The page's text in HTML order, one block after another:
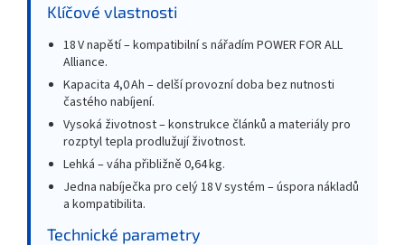
Klíčové vlastnosti
18 V napětí – kompatibilní s nářadím POWER FOR ALL
Alliance.
Kapacita 4,0 Ah – delší provozní doba bez nutnosti
častého nabíjení.
Vysoká životnost – konstrukce článků a materiály pro
rozptyl tepla prodlužují životnost.
Lehká – váha přibližně 0,64 kg.
Jedna nabíječka pro celý 18 V systém – úspora nákladů
a kompatibilita.
Technické parametry